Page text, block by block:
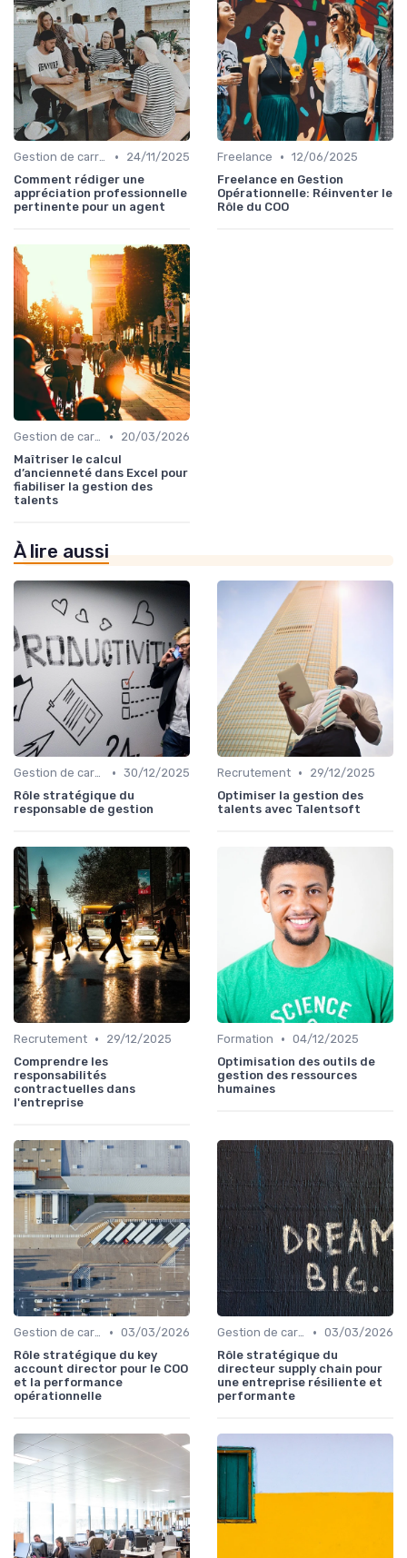
Gestion de carrière •
24/11/2025
Comment rédiger une
appréciation professionnelle
pertinente pour un agent
Freelance • 12/06/2025
Freelance en Gestion
Opérationnelle: Réinventer le
Rôle du COO
Gestion de carrière •
20/03/2026
Maîtriser le calcul
d’ancienneté dans Excel pour
fiabiliser la gestion des
talents
À lire aussi
Gestion de carrière • 30/12/2025
Rôle stratégique du
responsable de gestion
Recrutement •
29/12/2025
Optimiser la gestion des
talents avec Talentsoft
Recrutement •
29/12/2025
Comprendre les
responsabilités
contractuelles dans
l'entreprise
Formation • 04/12/2025
Optimisation des outils de
gestion des ressources
humaines
Gestion de carrière • 03/03/2026
Rôle stratégique du key
account director pour le COO
et la performance
opérationnelle
Gestion de carrière • 03/03/2026
Rôle stratégique du
directeur supply chain pour
une entreprise résiliente et
performante